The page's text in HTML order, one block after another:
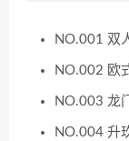
NO.001 双
NO.002 欧
NO.003 龙
NO.004 升